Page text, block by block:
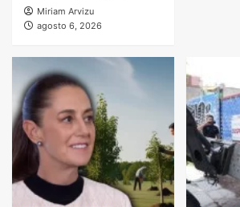
Miriam Arvizu
agosto 6, 2026